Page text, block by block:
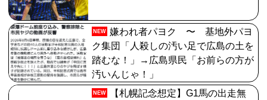
NEW 嫌われ者パヨク 〜 基地外パヨ
ク集団「人殺しの汚い足で広島の土を
踏むな！」→広島県民「お前らの方が
汚いんじゃ！」
NEW
【札幌記念想定】G1馬の出走無